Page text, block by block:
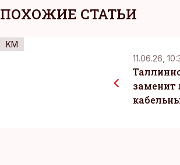
ПОХОЖИЕ СТАТЬИ
KM
11.06.26,
заменит